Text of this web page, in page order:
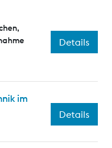
Details
im
Details